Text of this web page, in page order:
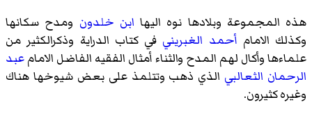
هذه المجموعة وبلادها نوه اليها ابن خلدون ومدح سكانها
وكذلك الامام أحمد الغبريني في كتاب الدراية وذكرالكثير من
علماءها وأكال لهم المدح والثناء أمثال الفقيه الفاضل الامامعبد
الرحمان الثعالبي الذي ذهب وتتلمذ على بعض شيوخها هناك
وغيره كثيرون.